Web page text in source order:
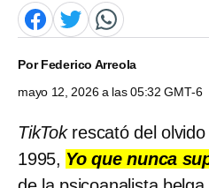
PorFederico Arreola
mayo 12, 2026 a las 05:32 GMT-6
TikTokrescató del
1995, Yo que nunca